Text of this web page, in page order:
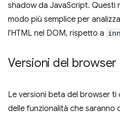
shadow da JavaScript.
modo più semplice per
l'HTML nel DOM, rispetto a
Versioni del browser
Le versioni beta del browser
delle funzionalità che saranno